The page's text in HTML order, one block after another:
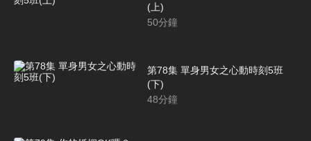
(上)
50分鐘
第78集 單身男女之心動時刻5班
(下)
48分鐘